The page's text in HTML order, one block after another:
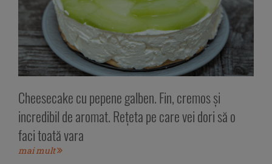
Cheesecake cu pepene galben. Fin, cremos și
incredibil de aromat. Rețeta pe care vei dori să o
faci toată vara
mai mult